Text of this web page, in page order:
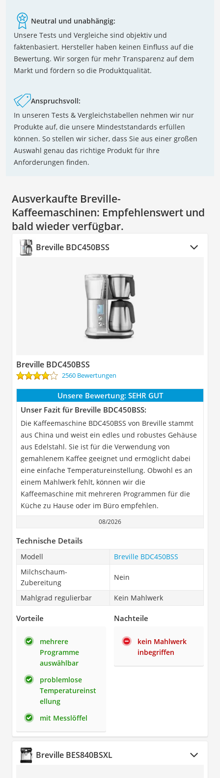
Neutral und unabhängig:
Unsere Tests und Vergleiche sind objektiv und
faktenbasiert. Hersteller haben keinen Einfluss auf die
Bewertung. Wir sorgen für mehr Transparenz auf dem
Markt und fördern so die Produktqualität.
Anspruchsvoll:
In unseren Tests & Vergleichstabellen nehmen wir nur
Produkte auf, die unsere Mindeststandards erfüllen
können. So stellen wir sicher, dass Sie aus einer großen
Auswahl genau das richtige Produkt für Ihre
Anforderungen finden.
Ausverkaufte Breville-
Kaffeemaschinen: Empfehlenswert und
bald wieder verfügbar.
Breville BDC450BSS
Breville BDC450BSS
2560 Bewertungen
Unsere Bewertung: SEHR GUT
Unser Fazit für Breville BDC450BSS:
Die Kaffeemaschine BDC450BSS von Breville stammt
aus China und weist ein edles und robustes Gehäuse
aus Edelstahl. Sie ist für die Verwendung von
gemahlenem Kaffee geeignet und ermöglicht dabei
eine einfache Temperatureinstellung. Obwohl es an
einem Mahlwerk fehlt, können wir die
Kaffeemaschine mit mehreren Programmen für die
Küche zu Hause oder im Büro empfehlen.
08/2026
Technische Details
Modell
Breville BDC450BSS
Milchschaum-
Zubereitung
Nein
Mahlgrad regulierbar Kein Mahlwerk
Vorteile
mehrere
Programme
auswählbar
problemlose
Temperatureinst
ellung
mit Messlöffel
Nachteile
kein Mahlwerk
inbegriffen
Breville BES840BSXL